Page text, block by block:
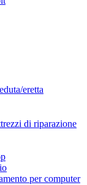
eretta
di riparazione
per computer